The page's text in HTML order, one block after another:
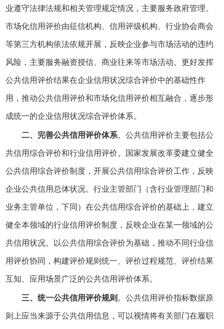
业遵守法律法规和相关管理规定情况，主要服务政府管理。
市场化信用评价由征信机构、信用评级机构、行业协会商会
等第三方机构依法依规开展，反映企业参与市场活动的违约
风险，主要服务融资授信、商业往来等市场活动。更好发挥
公共信用评价结果在企业信用状况综合评价中的基础性作
用，推动公共信用评价和市场化信用评价相互融合，逐步形
成统一的企业信用状况综合评价体系。
二、完善公共信用评价体系。公共信用评价主要包括公
共信用综合评价和行业信用评价。国家发展改革委建立健全
公共信用综合评价制度，开展公共信用综合评价工作，反映
企业公共信用总体状况。行业主管部门（含行业管理部门和
业务主管单位，下同）在公共信用综合评价的基础上，建立
健全本领域的行业信用评价制度，反映企业在某一领域的公
共信用状况。以公共信用综合评价为基础，推动不同行业信
用评价协同，构建评价规则统一、评价过程规范、评价结果
互知、应用场景广泛的公共信用评价体系。
三、统一公共信用评价规则 。公共信用评价指标数据原
则上应当来源于公共信用信息，可以视情将有关部门在履职